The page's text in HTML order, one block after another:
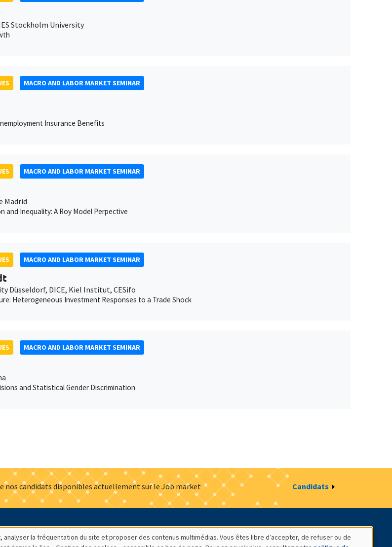
Stockholm University
MACRO AND LABOR MARKET SEMINAR
Insurance Benefits
MACRO AND LABOR MARKET SEMINAR
Madrid
and Inequality: A Roy Model Perpective
MACRO AND LABOR MARKET SEMINAR
Düsseldorf, DICE, Kiel Institut, CESifo
Heterogeneous Investment Responses to a Trade Shock
MACRO AND LABOR MARKET SEMINAR
and Statistical Gender Discrimination
nos candidats disponibles actuellement sur le Job market Candidats
d'emploi Presse Mentions légales Gestion des cookies Intranet
la fréquentation du site et proposer des contenus multimédias. Vous êtes libre d’accepter, de refuser ou de